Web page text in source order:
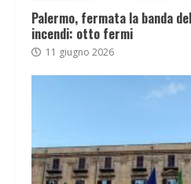
Palermo, fermata la banda
incendi: otto fermi
11 giugno 2026